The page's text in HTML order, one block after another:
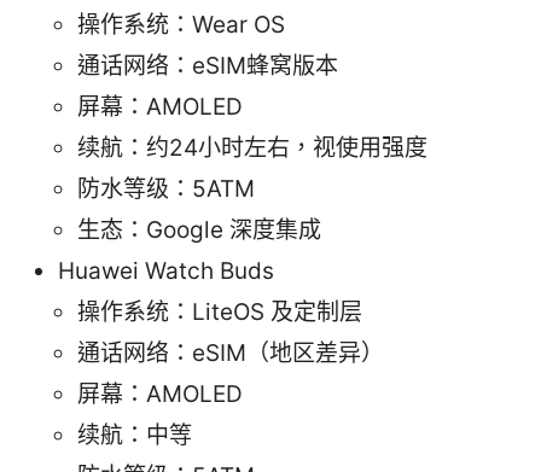
操作系统：Wear OS
通话网络：eSIM蜂窝版本
屏幕：AMOLED
续航：约24小时左右，视使用强度
防水等级：5ATM
生态：Google 深度集成
Huawei Watch Buds
操作系统：LiteOS 及定制层
通话网络：eSIM（地区差异）
屏幕：AMOLED
续航：中等